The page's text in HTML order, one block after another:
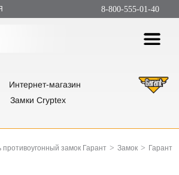
8-800-555-01-40
Интернет-магазин
Замки Cryptex
противоугонный замок Гарант > Замок > Гарант